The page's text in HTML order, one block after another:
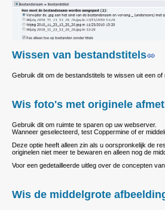
Wissen van bestandstitels
Gebruik dit om de bestandstitels te wissen uit een
Wis foto's met originele
Gebruik dit om ruimte te sparen op uw webserver.
Wanneer geselecteerd, test Coppermine of er
Deze optie heeft alleen zin als u oorspronkelijk de
originelen niet meer te bewaren en alleen nog de
Voor een gedetailleerde uitleg over de concepten
Wis de middelgrote